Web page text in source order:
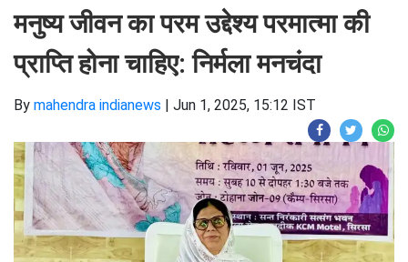
मनुष्य जीवन का परम उद्देश्य परमात्मा की
प्राप्ति होना चाहिए: निर्मला मनचंदा
By mahendra indianews | Jun 1, 2025, 15:12 IST